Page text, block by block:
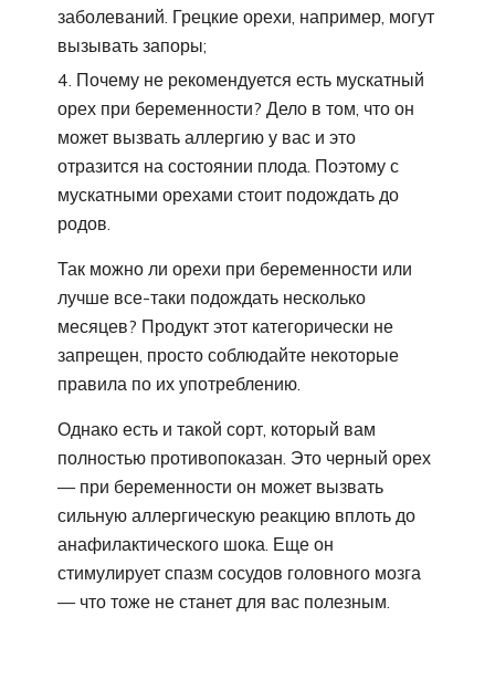
заболеваний. Грецкие орехи, например, могут
вызывать запоры;
Почему не рекомендуется есть мускатный
орех при беременности? Дело в том, что он
может вызвать аллергию у вас и это
отразится на состоянии плода. Поэтому с
мускатными орехами стоит подождать до
родов.
Так можно ли орехи при беременности или
лучше все-таки подождать несколько
месяцев? Продукт этот категорически не
запрещен, просто соблюдайте некоторые
правила по их употреблению.
Однако есть и такой сорт, который вам
полностью противопоказан. Это черный орех
— при беременности он может вызвать
сильную аллергическую реакцию вплоть до
анафилактического шока. Еще он
стимулирует спазм сосудов головного мозга
— что тоже не станет для вас полезным.